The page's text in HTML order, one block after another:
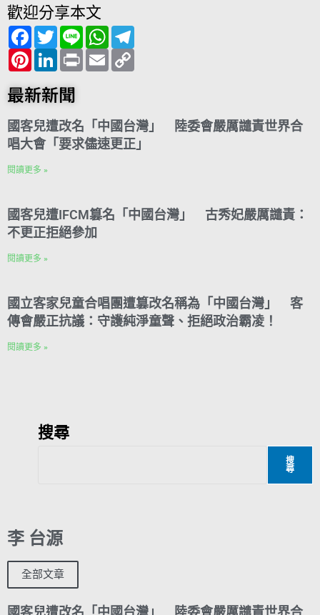
歡迎分享本文
F
a
c
e
b
o
o
T
w
i
t
t
e
r
L
i
n
e
W
h
a
t
s
P
i
n
t
e
e
s
t
L
i
n
k
e
I
n
P
r
i
E
m
a
n
k
最新新聞
國客兒遭改名「中國台灣」 陸委會嚴厲譴責世界合
唱大會「要求儘速更正」
閱讀更多 »
國客兒遭IFCM篡名「中國台灣」 古秀妃嚴厲譴責：
不更正拒絕參加
閱讀更多 »
國立客家兒童合唱團遭篡改名稱為「中國台灣」 客
傳會嚴正抗議：守護純淨童聲、拒絕政治霸凌！
閱讀更多 »
搜尋
搜
尋
李 台源
全部文章
國客兒遭改名「中國台灣」 陸委會嚴厲譴責世界合